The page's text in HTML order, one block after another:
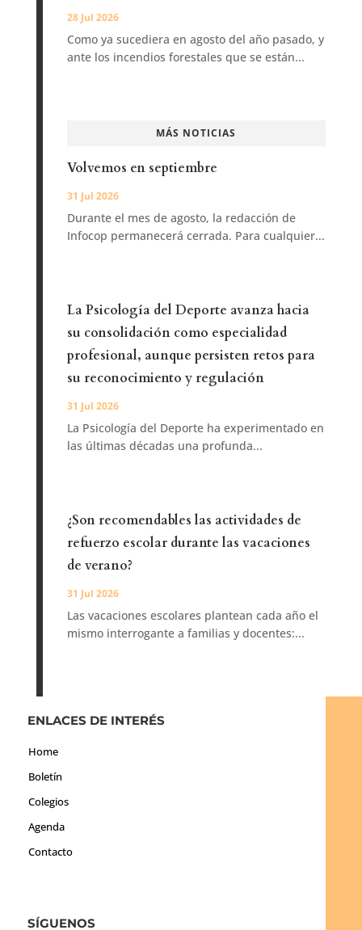
28 Jul 2026
Como ya sucediera en agosto del año pasado, y
ante los incendios forestales que se están...
MÁS NOTICIAS
Volvemos en septiembre
31 Jul 2026
Durante el mes de agosto, la redacción de
Infocop permanecerá cerrada. Para cualquier...
La Psicología del Deporte avanza hacia
su consolidación como especialidad
profesional, aunque persisten retos para
su reconocimiento y regulación
31 Jul 2026
La Psicología del Deporte ha experimentado en
las últimas décadas una profunda...
¿Son recomendables las actividades de
refuerzo escolar durante las vacaciones
de verano?
31 Jul 2026
Las vacaciones escolares plantean cada año el
mismo interrogante a familias y docentes:...
ENLACES DE INTERÉS
Home
Boletín
Colegios
Agenda
Contacto
SÍGUENOS